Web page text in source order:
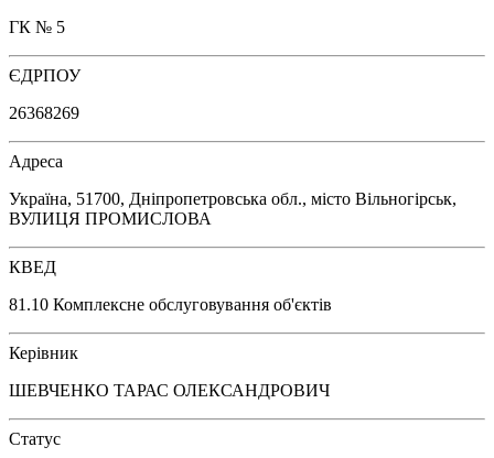
ГК № 5
ЄДРПОУ
26368269
Адреса
Україна, 51700, Дніпропетровська обл., місто Вільногірськ,
ВУЛИЦЯ ПРОМИСЛОВА
КВЕД
81.10 Комплексне обслуговування об'єктів
Керівник
ШЕВЧЕНКО ТАРАС ОЛЕКСАНДРОВИЧ
Статус